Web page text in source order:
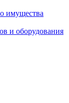
имущества
и оборудования